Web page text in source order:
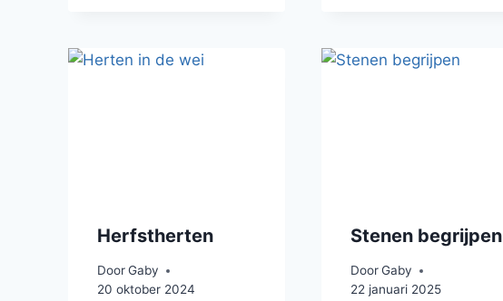
Herfstherten
DoorGaby
20 oktober 2024
Stenen begrijpen
DoorGaby
22 januari 2025